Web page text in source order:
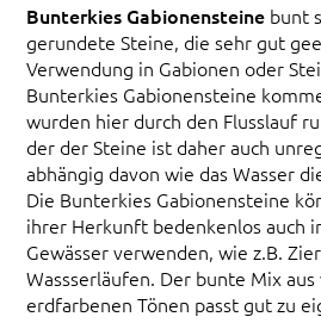
Bunterkies Gabionensteine bunt
gerundete Steine, die sehr gut
Verwendung in Gabionen oder
Bunterkies Gabionensteine
wurden hier durch den Flusslauf
der der Steine ist daher auch
abhängig davon wie das Wasser
Die Bunterkies Gabionensteine
ihrer Herkunft bedenkenlos auch
Gewässer verwenden, wie z.B.
Wassserläufen. Der bunte Mix
erdfarbenen Tönen passt gut zu